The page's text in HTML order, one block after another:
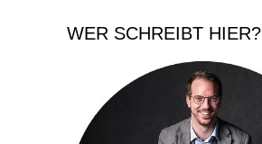
WER SCHREIBT HIER?